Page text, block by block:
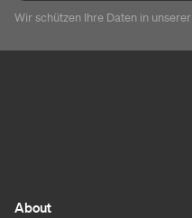
Wir schützen Ihre Daten in unserer
About